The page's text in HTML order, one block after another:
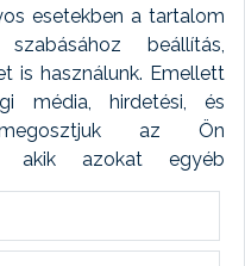
esetekben a tartalom
beállítás,
is használunk. Emellett
média, hirdetési, és
az Ön
akik azokat egyéb
kombinálhatják. A sütik
naplózást végzünk és
töröljük. A
modul